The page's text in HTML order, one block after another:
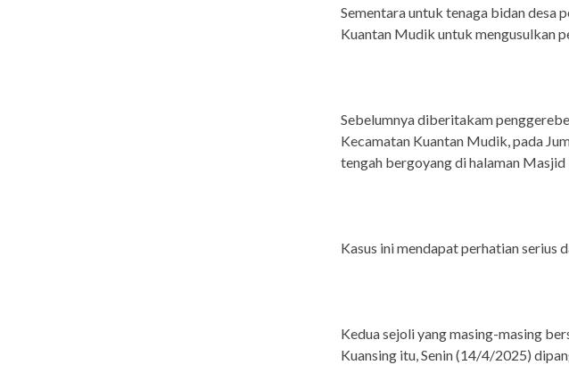
Sementara untuk tenaga bidan desa
Kuantan Mudik untuk mengusulkan
Sebelumnya diberitakam
Kecamatan Kuantan Mudik, pada
tengah bergoyang di halaman
Kasus ini mendapat perhatian serius
Kedua sejoli yang masing-masing
Kuansing itu, Senin (14/4/2025)